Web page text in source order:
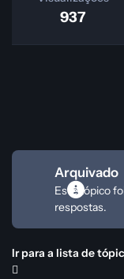
937
Arquivado
Este tópico
respostas.
Ir para a lista de